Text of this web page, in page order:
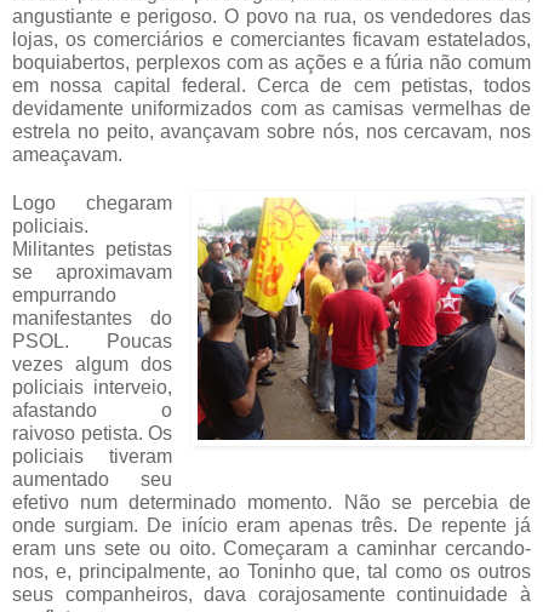
angustiante e perigoso. O povo na rua, os vendedores das
lojas, os comerciários e comerciantes ficavam estatelados,
boquiabertos, perplexos com as ações e a fúria não comum
em nossa capital federal. Cerca de cem petistas, todos
devidamente uniformizados com as camisas vermelhas de
estrela no peito, avançavam sobre nós, nos cercavam, nos
ameaçavam.
Logo chegaram
policiais.
Militantes petistas
se aproximavam
empurrando
manifestantes do
PSOL. Poucas
vezes algum dos
policiais interveio,
afastando o
raivoso petista. Os
policiais tiveram
aumentado seu
efetivo num determinado momento. Não se percebia de
onde surgiam. De início eram apenas três. De repente já
eram uns sete ou oito. Começaram a caminhar cercando-
nos, e, principalmente, ao Toninho que, tal como os outros
seus companheiros, dava corajosamente continuidade à